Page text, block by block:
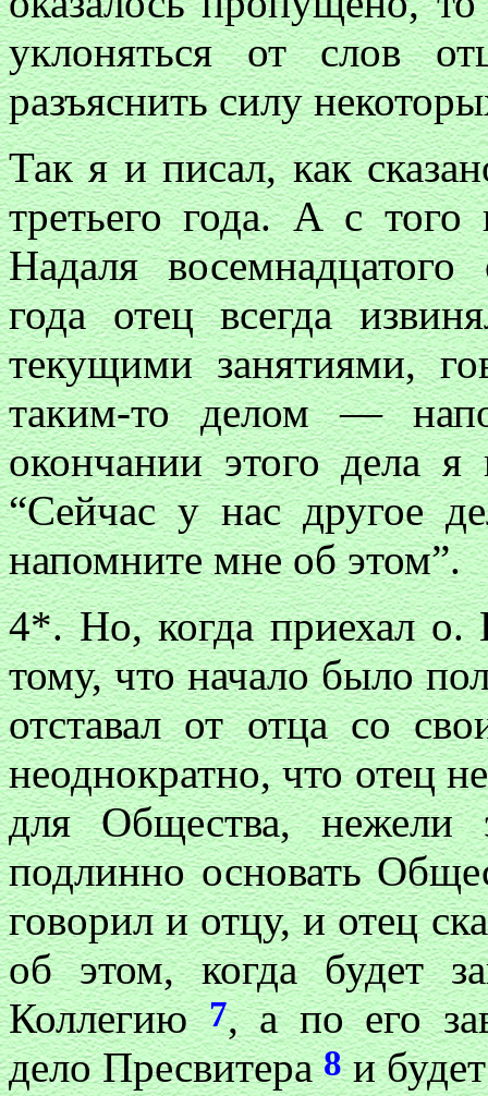
уклоняться от слов
разъяснить силу
Так я и писал, как
третьего года. А с
Надаля восемнадцатого
года отец всегда
текущими занятиями,
таким-то делом —
окончании этого дела
“Сейчас у нас другое
напомните мне об этом”.
4*. Но, когда приехал о.
тому, что начало было
отставал от отца со
неоднократно, что отец
для Общества,
подлинно основать
говорил и отцу, и отец
об этом, когда будет
Коллегию7, а по его
дело Пресвитера8и